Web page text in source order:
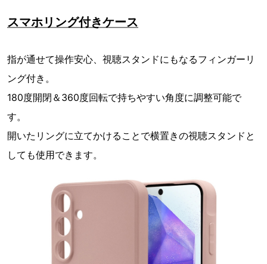
スマホリング付きケース
指が通せて操作安心、視聴スタンドにもなるフィンガーリ
ング付き。
180度開閉＆360度回転で持ちやすい角度に調整可能で
す。
開いたリングに立てかけることで横置きの視聴スタンドと
しても使用できます。